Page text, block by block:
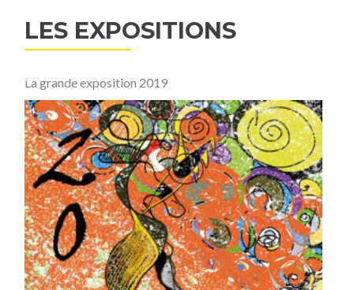
LES EXPOSITIONS
La grande exposition 2019